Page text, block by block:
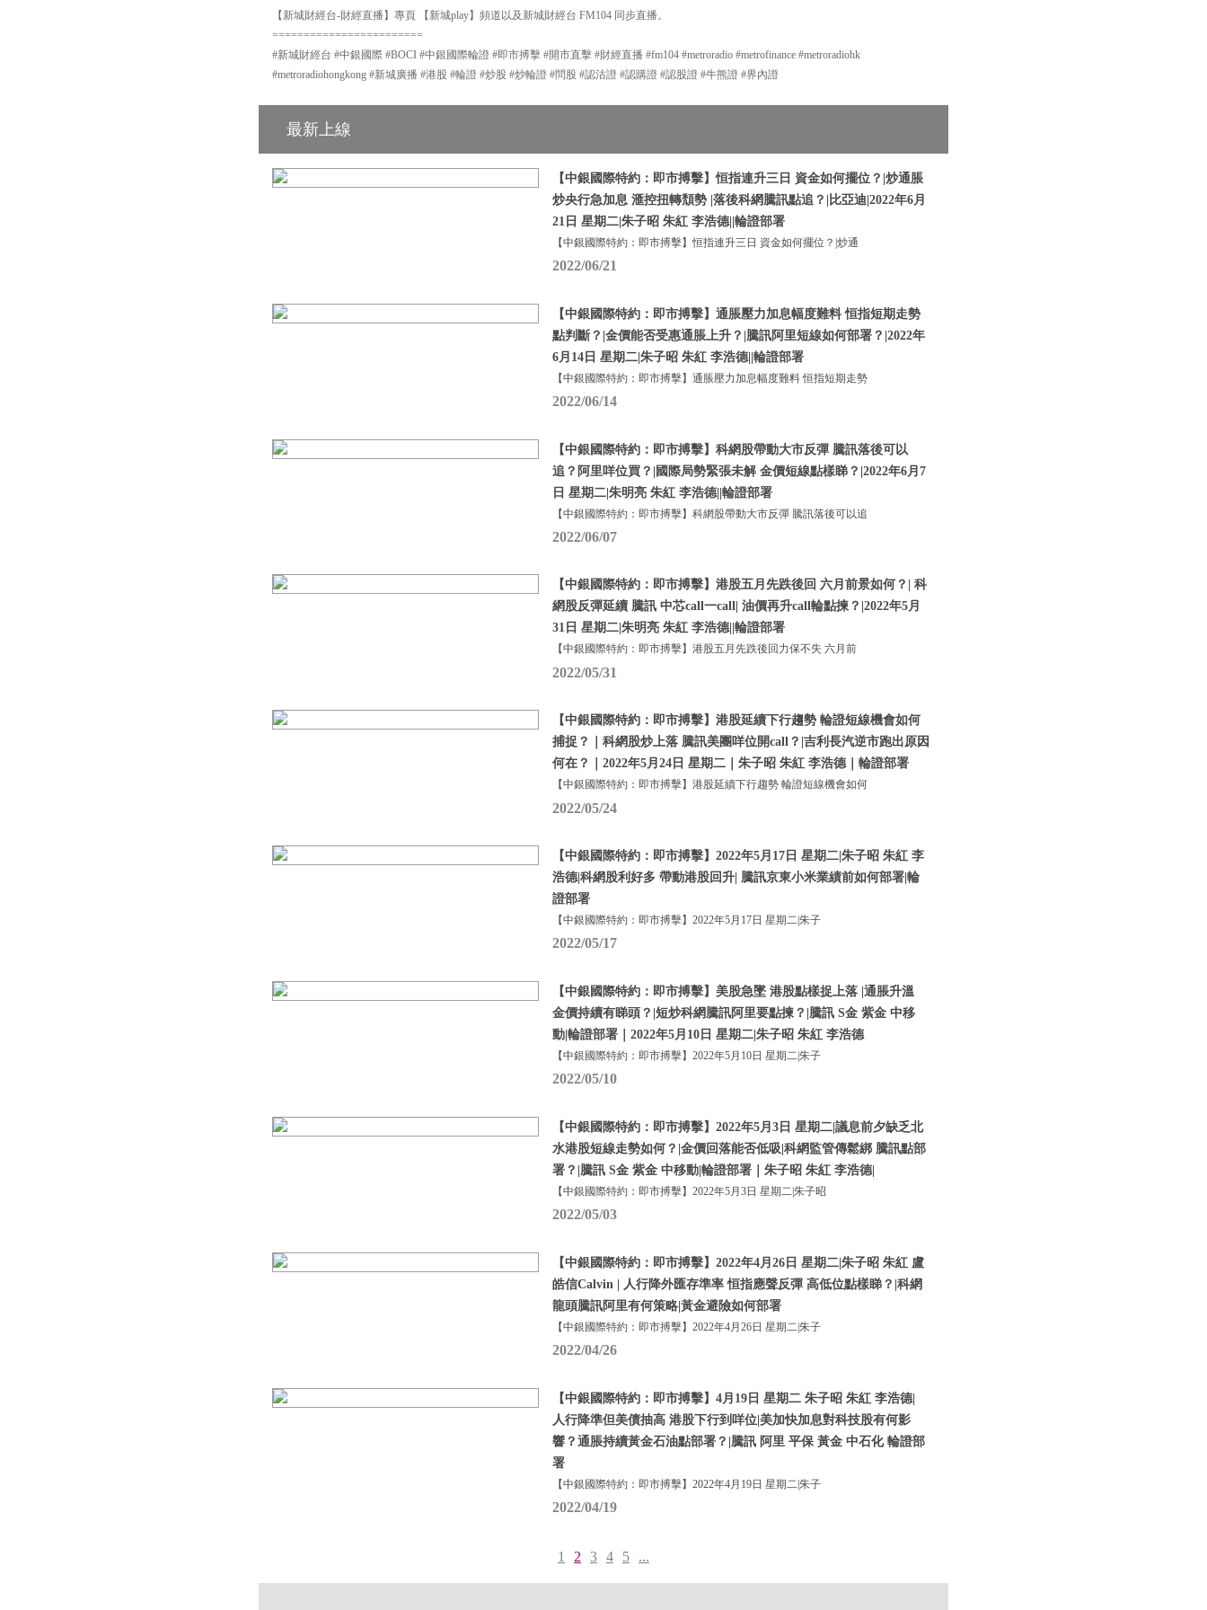
【新城財經台-財經直播】專頁 【新城play】頻道以及新城財經台 FM104 同步直播。
========================
#新城財經台 #中銀國際 #BOCI #中銀國際輪證 #即市搏擊 #開市直擊 #財經直播 #fm104 #metroradio #metrofinance #metroradiohk
#metroradiohongkong #新城廣播 #港股 #輪證 #炒股 #炒輪證 #問股 #認沽證 #認購證 #認股證 #牛熊證 #界內證
最新上線
【中銀國際特約：即市搏擊】恒指連升三日 資金如何擺位？|炒通脹
炒央行急加息 滙控扭轉頹勢 |落後科網騰訊點追？|比亞迪|2022年6月
21日 星期二|朱子昭 朱紅 李浩德||輪證部署
【中銀國際特約：即市搏擊】恒指連升三日 資金如何擺位？|炒通
2022/06/21
【中銀國際特約：即市搏擊】通脹壓力加息幅度難料 恒指短期走勢
點判斷？|金價能否受惠通脹上升？|騰訊阿里短線如何部署？|2022年
6月14日 星期二|朱子昭 朱紅 李浩德||輪證部署
【中銀國際特約：即市搏擊】通脹壓力加息幅度難料 恒指短期走勢
2022/06/14
【中銀國際特約：即市搏擊】科網股帶動大市反彈 騰訊落後可以
追？阿里咩位買？|國際局勢緊張未解 金價短線點樣睇？|2022年6月7
日 星期二|朱明亮 朱紅 李浩德||輪證部署
【中銀國際特約：即市搏擊】科網股帶動大市反彈 騰訊落後可以追
2022/06/07
【中銀國際特約：即市搏擊】港股五月先跌後回 六月前景如何？| 科
網股反彈延續 騰訊 中芯call一call| 油價再升call輪點揀？|2022年5月
31日 星期二|朱明亮 朱紅 李浩德||輪證部署
【中銀國際特約：即市搏擊】港股五月先跌後回力保不失 六月前
2022/05/31
【中銀國際特約：即市搏擊】港股延續下行趨勢 輪證短線機會如何
捕捉？｜科網股炒上落 騰訊美團咩位開call？|吉利長汽逆市跑出原因
何在？｜2022年5月24日 星期二｜朱子昭 朱紅 李浩德｜輪證部署
【中銀國際特約：即市搏擊】港股延續下行趨勢 輪證短線機會如何
2022/05/24
【中銀國際特約：即市搏擊】2022年5月17日 星期二|朱子昭 朱紅 李
浩德|科網股利好多 帶動港股回升| 騰訊京東小米業績前如何部署|輪
證部署
【中銀國際特約：即市搏擊】2022年5月17日 星期二|朱子
2022/05/17
【中銀國際特約：即市搏擊】美股急墜 港股點樣捉上落 |通脹升溫
金價持續有睇頭？|短炒科網騰訊阿里要點揀？|騰訊 S金 紫金 中移
動|輪證部署｜2022年5月10日 星期二|朱子昭 朱紅 李浩德
【中銀國際特約：即市搏擊】2022年5月10日 星期二|朱子
2022/05/10
【中銀國際特約：即市搏擊】2022年5月3日 星期二|議息前夕缺乏北
水港股短線走勢如何？|金價回落能否低吸|科網監管傳鬆綁 騰訊點部
署？|騰訊 S金 紫金 中移動|輪證部署｜朱子昭 朱紅 李浩德|
【中銀國際特約：即市搏擊】2022年5月3日 星期二|朱子昭
2022/05/03
【中銀國際特約：即市搏擊】2022年4月26日 星期二|朱子昭 朱紅 盧
皓信Calvin | 人行降外匯存準率 恒指應聲反彈 高低位點樣睇？|科網
龍頭騰訊阿里有何策略|黃金避險如何部署
【中銀國際特約：即市搏擊】2022年4月26日 星期二|朱子
2022/04/26
【中銀國際特約：即市搏擊】4月19日 星期二 朱子昭 朱紅 李浩德|
人行降準但美債抽高 港股下行到咩位|美加快加息對科技股有何影
響？通脹持續黃金石油點部署？|騰訊 阿里 平保 黃金 中石化 輪證部
署
【中銀國際特約：即市搏擊】2022年4月19日 星期二|朱子
2022/04/19
1 2 3 4 5 ...